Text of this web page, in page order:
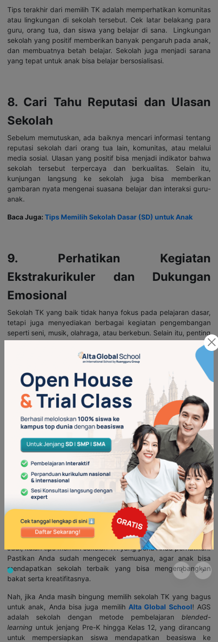
Tips terakhir dari memilih TK adalah memperhatikan komunitas
atau lingkungan di sekolah tersebut. Cek latar belakang para
guru, orang tua, dan siswa yang belajar di sana. Lingkungan
sekolah yang positif memberikan banyak pengaruh pada anak,
dan membuatnya betah belajar. Sekolah juga menjadi sarana
yang tepat untuk anak bisa belajar bersosialisasi.
8. Cari Tahu Reputasi dan Ulasan
Sekolah
Sebelum memutuskan, ada baiknya mencari informasi tentang
reputasi sekolah dari orang tua lain, komunitas, atau melalui
media sosial. Ulasan yang positif bisa menjadi indikator bahwa
sekolah tersebut terpercaya dan berkualitas. Selain itu,
kunjungan langsung ke sekolah juga bisa memberikan
gambaran nyata mengenai suasana belajar dan interaksi guru-
anak.
Baca Juga: Tips Memilih Sekolah Dasar (SD) untuk Anak
9. Perhatikan Kegiatan
Ekstrakurikuler dan Dukungan
Emosional
Sekolah TK yang baik tidak hanya fokus pada pelajaran dasar,
tetapi juga menyediakan berbagai kegiatan pengembangan
seperti seni, musik, olahraga, atau berkebun. Selain itu, penting
untuk memastikan bahwa sekolah memberikan dukungan
emosional yang cukup, seperti adanya kegiatan membangun
empati, kerja sama, dan pengenalan nilai-nilai sosial dalam
kehidupan sehari-hari anak.
10. Libatkan Anak dalam Proses
Pemilihan
Meskipun anak masih kecil, melibatkannya dalam proses
pemilihan TK bisa membantu membangun rasa nyaman dan
antusias terhadap sekolah barunya. Ajak anak untuk ikut
berkunjung ke beberapa sekolah dan perhatikan responsnya
terhadap lingkungan, guru, maupun teman-teman sebaya.
Ketika anak merasa senang dan aman, proses adaptasinya
akan lebih mudah dan semangat belajarnya pun meningkat.
—
Jadi, itulah tips memilih sekolah TK yang perlu Anda perhatikan.
Pastikan Anda sudah mengecek semuanya, agar anak bisa
mendapatkan sekolah terbaik yang bisa mengembangkan
bakat serta kreatifitasnya.
Nah, jika Anda masih bingung memilih sekolah TK yang bagus
untuk anak, Anda bisa juga memilih Alta Global School! AGS
adalah sekolah dengan metode pembelajaran blended-
learning untuk jenjang Pre-K hingga Kelas 12, yang dirancang
untuk mempersiapkan siswa mendapatkan beasiswa ke